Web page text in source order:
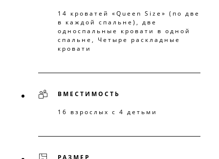
14 кроватей «Queen Size» (по две
в каждой спальне), две
односпальные кровати в одной
спальне, Четыре раскладные
кровати
ВМЕСТИМОСТЬ
16 взрослых с 4 детьми
РАЗМЕР